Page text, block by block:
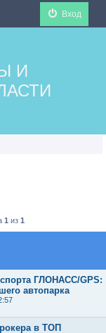
Вход
И
1 из 1
ГЛОНАСС/GPS:
автопарка
в ТОП